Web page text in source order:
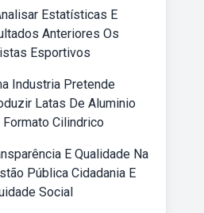
Estatísticas E
Anteriores Os
Esportivos
Industria Pretende
Latas De Aluminio
Formato Cilindrico
E Qualidade Na
Pública Cidadania E
Social